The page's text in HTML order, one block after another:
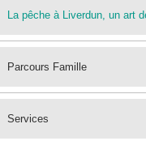
La pêche à Liverdun, un art
Parcours Famille
Services